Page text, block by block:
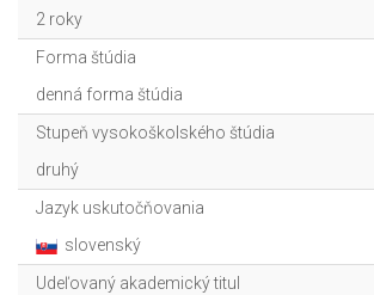
2 roky
Forma štúdia
denná forma štúdia
Stupeň vysokoškolského štúdia
druhý
Jazyk uskutočňovania
slovenský
Udeľovaný akademický titul